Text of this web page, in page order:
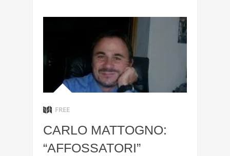
FREE
CARLO MATTOGNO:
“AFFOSSATORI”